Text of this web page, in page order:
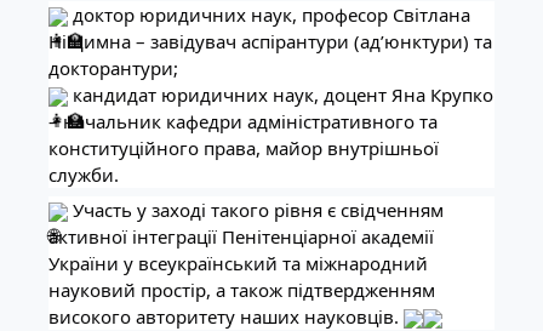
доктор юридичних наук, професор Світлана
Ніщимна – завідувач аспірантури (ад’юнктури) та
докторантури;
кандидат юридичних наук, доцент Яна Крупко
– начальник кафедри адміністративного та
конституційного права, майор внутрішньої
служби.
Участь у заході такого рівня є свідченням
активної інтеграції Пенітенціарної академії
України у всеукраїнський та міжнародний
науковий простір, а також підтвердженням
високого авторитету наших науковців.